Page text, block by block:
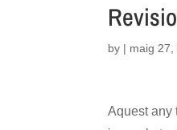
by | maig 27,
Aquest any